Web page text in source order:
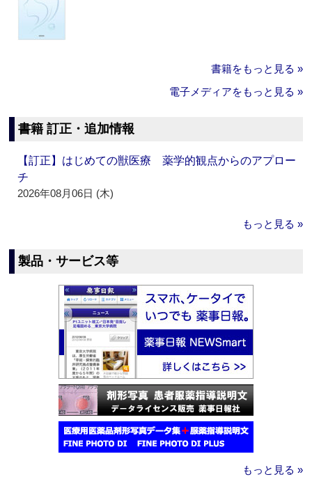
書籍をもっと見る »
電子メディアをもっと見る »
書籍 訂正・追加情報
【訂正】はじめての獣医療 薬学的観点からのアプロー
チ
2026年08月06日 (木)
もっと見る »
製品・サービス等
もっと見る »